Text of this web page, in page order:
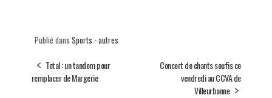
Publié dans Sports - autres
Total : un tandem pour
remplacer de Margerie
Concert de chants soufis ce
vendredi au CCVA de
Villeurbanne